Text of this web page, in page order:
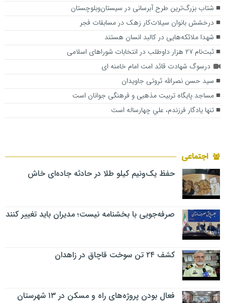
شتاب بزرگ‌ترین طرح آبرسانی در سیستان‌وبلوچستان
درخشش بانوان سیلات‌کار زهک در مسابقات فجر
شهدا ملائکه‌هایی در کالبد انسان هستند
ثبت‌نام ۲۷ هزار داوطلب در انتخابات شوراهای اسلامی
درسوگ شهادت قائد امت امام خامنه ای
سید حسن نصرالله ثروتی جاویدان
مساجد پایگاه‌ تربیت مذهبی و فرهنگی جوانان است
تنها یادگار فرزندم، علیِ چهارساله است
اجتماعی
حفظ یک‌ونیم کیلو طلا در حادثه جاده‌ای خاش
صرفه‌جویی با بخشنامه نیست؛ مدیران باید تغییر کنند
کشف ۲۴ تن سوخت قاچاق در زاهدان
فعال بودن پروژه‌های راه و مسکن در ۱۳ شهرستان